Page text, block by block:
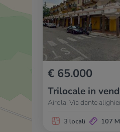
€ 65.000
Trilocale in
Airola, Via dante
3 locali 107